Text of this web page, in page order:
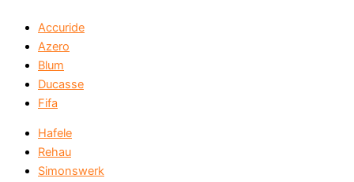
Accuride
Azero
Blum
Ducasse
Fifa
Hafele
Rehau
Simonswerk